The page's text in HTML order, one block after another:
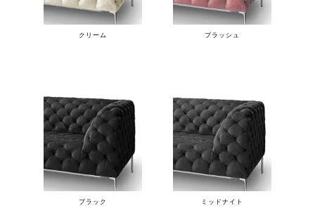
クリーム ブラッシュ
ブラック ミッドナイト